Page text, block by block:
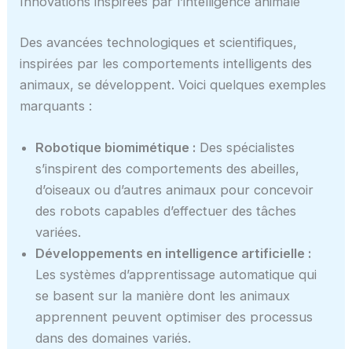
Des avancées technologiques et scientifiques,
inspirées par les comportements intelligents des
animaux, se développent. Voici quelques exemples
marquants :
Robotique biomimétique : Des spécialistes
s’inspirent des comportements des abeilles,
d’oiseaux ou d’autres animaux pour concevoir
des robots capables d’effectuer des tâches
variées.
Développements en intelligence artificielle :
Les systèmes d’apprentissage automatique qui
se basent sur la manière dont les animaux
apprennent peuvent optimiser des processus
dans des domaines variés.